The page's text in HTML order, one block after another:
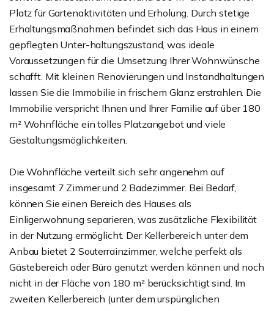
Platz für Gartenaktivitäten und Erholung. Durch stetige
Erhaltungsmaßnahmen befindet sich das Haus in einem
gepflegten Unter-haltungszustand, was ideale
Voraussetzungen für die Umsetzung Ihrer Wohnwünsche
schafft. Mit kleinen Renovierungen und Instandhaltungen
lassen Sie die Immobilie in frischem Glanz erstrahlen. Die
Immobilie verspricht Ihnen und Ihrer Familie auf über 180
m² Wohnfläche ein tolles Platzangebot und viele
Gestaltungsmöglichkeiten.
Die Wohnfläche verteilt sich sehr angenehm auf
insgesamt 7 Zimmer und 2 Badezimmer. Bei Bedarf,
können Sie einen Bereich des Hauses als
Einligerwohnung separieren, was zusätzliche Flexibilität
in der Nutzung ermöglicht. Der Kellerbereich unter dem
Anbau bietet 2 Souterrainzimmer, welche perfekt als
Gästebereich oder Büro genutzt werden können und noch
nicht in der Fläche von 180 m² berücksichtigt sind. Im
zweiten Kellerbereich (unter dem urspünglichen